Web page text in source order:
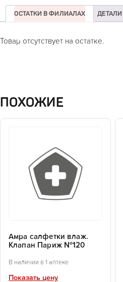
ОСТАТКИ В ФИЛИАЛАХ ДЕТАЛИ
Товар отсутствует на остатке.
ПОХОЖИЕ
Амра салфетки влаж.
Клапан Париж №120
В наличии в 1 аптеке
Показать цену